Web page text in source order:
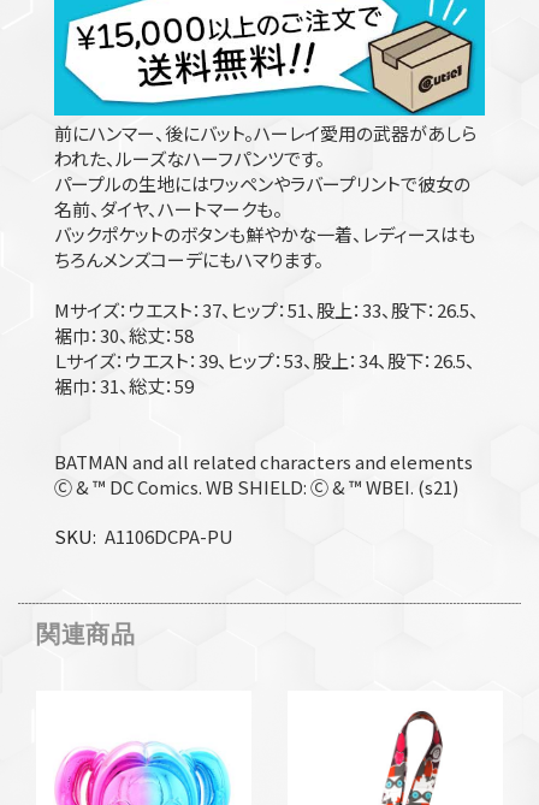
前にハンマー、後にバット。ハーレイ愛用の武器があしら
われた、ルーズなハーフパンツです。
パープルの生地にはワッペンやラバープリントで彼女の
名前、ダイヤ、ハートマークも。
バックポケットのボタンも鮮やかな一着、レディースはも
ちろんメンズコーデにもハマります。
Mサイズ：ウエスト：37、ヒップ：51、股上：33、股下：26.5、
裾巾：30、総丈：58
Ｌサイズ：ウエスト：39、ヒップ：53、股上：34、股下：26.5、
裾巾：31、総丈：59
BATMAN and all related characters and elements
Ⓒ & ™ DC Comics. WB SHIELD: Ⓒ & ™ WBEI. (s21)
SKU A1106DCPA-PU
関連商品